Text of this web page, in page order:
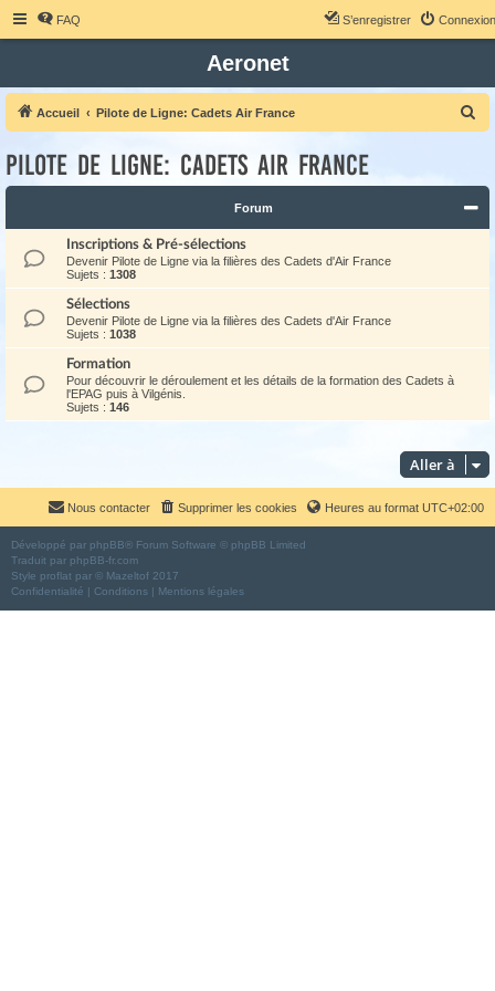
FAQ Connexion
S’enregistrer
Aeronet
Accueil Pilote de Ligne: Cadets Air France
r
Pilote de Ligne: Cadets Air France
Forum
Inscriptions & Pré-sélections
Devenir Pilote de Ligne via la filières des Cadets d'Air France
Sujets : 1308
Sélections
Devenir Pilote de Ligne via la filières des Cadets d'Air France
Sujets : 1038
Formation
Pour découvrir le déroulement et les détails de la formation des Cadets à
l'EPAG puis à Vilgénis.
Sujets : 146
Aller à
Heures au format UTC+02:00
Supprimer les cookies
Nous contacter
Développé par phpBB® Forum Software © phpBB Limited
Traduit par phpBB-fr.com
Style proflat par © Mazeltof 2017
Confidentialité | Conditions | Mentions légales